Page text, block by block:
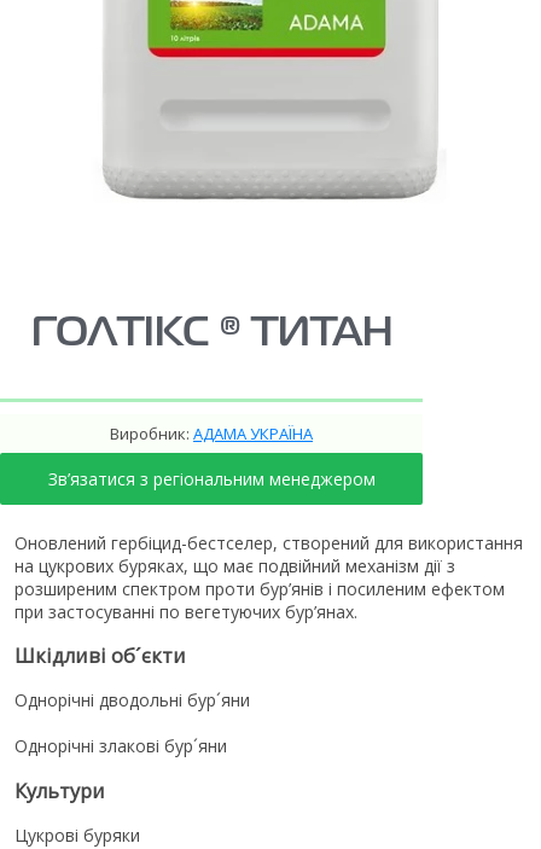
ГОЛТІКС ® ТИТАН
Виробник: АДАМА УКРАЇНА
Зв’язатися з регіональним менеджером
Оновлений гербіцид-бестселер, створений для використання
на цукрових буряках, що має подвійний механізм дії з
розширеним спектром проти бур’янів і посиленим ефектом
при застосуванні по вегетуючих бур’янах.
Шкідливі об´єкти
Однорічні дводольні бур´яни
Однорічні злакові бур´яни
Культури
Цукрові буряки